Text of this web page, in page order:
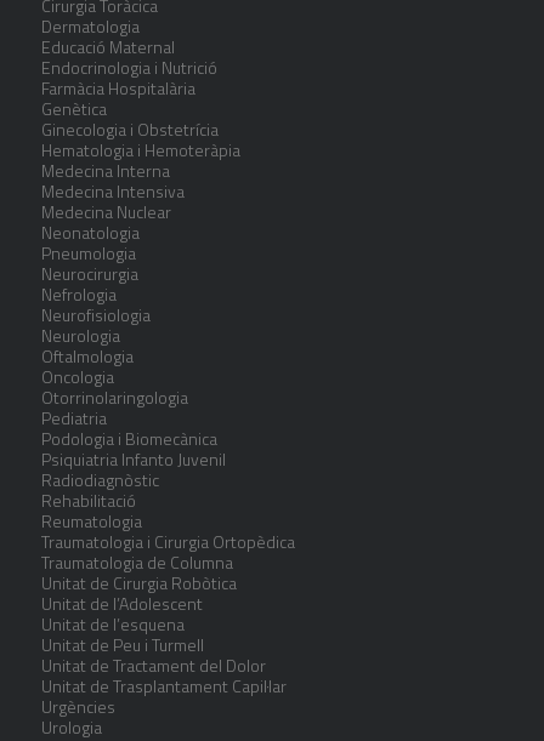
Cirurgia Toràcica
Dermatologia
Educació Maternal
Endocrinologia i Nutrició
Farmàcia Hospitalària
Genètica
Ginecologia i Obstetrícia
Hematologia i Hemoteràpia
Medecina Interna
Medecina Intensiva
Medecina Nuclear
Neonatologia
Pneumologia
Neurocirurgia
Nefrologia
Neurofisiologia
Neurologia
Oftalmologia
Oncologia
Otorrinolaringologia
Pediatria
Podologia i Biomecànica
Psiquiatria Infanto Juvenil
Radiodiagnòstic
Rehabilitació
Reumatologia
Traumatologia i Cirurgia Ortopèdica
Traumatologia de Columna
Unitat de Cirurgia Robòtica
Unitat de l’Adolescent
Unitat de l’esquena
Unitat de Peu i Turmell
Unitat de Tractament del Dolor
Unitat de Trasplantament Capil·lar
Urgències
Urologia